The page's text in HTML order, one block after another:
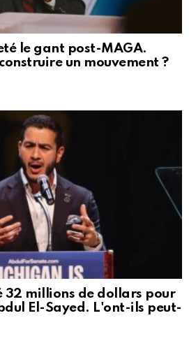
le gant post-MAGA.
un mouvement ?
32 millions de dollars pour
El-Sayed. L'ont-ils peut-